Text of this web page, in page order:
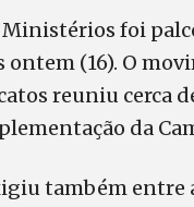
foi
ontem (16). O
reuniu cerca
da
também entre